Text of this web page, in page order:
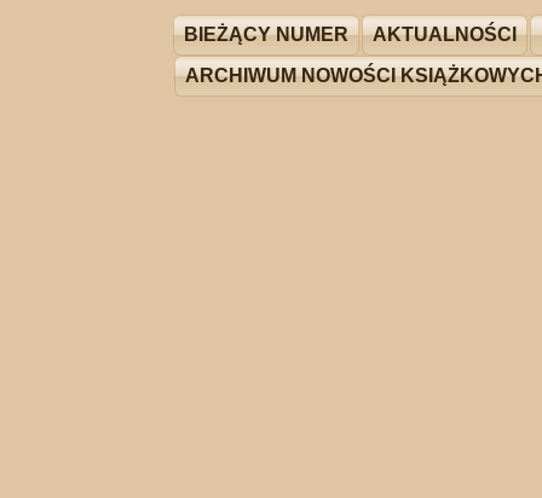
BIEŻĄCY NUMER AKTUALNOŚCI
ARCHIWUM NOWOŚCI